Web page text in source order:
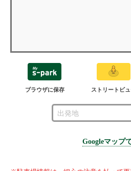
ブラウザに保存 ストリートビ
Googleマップ